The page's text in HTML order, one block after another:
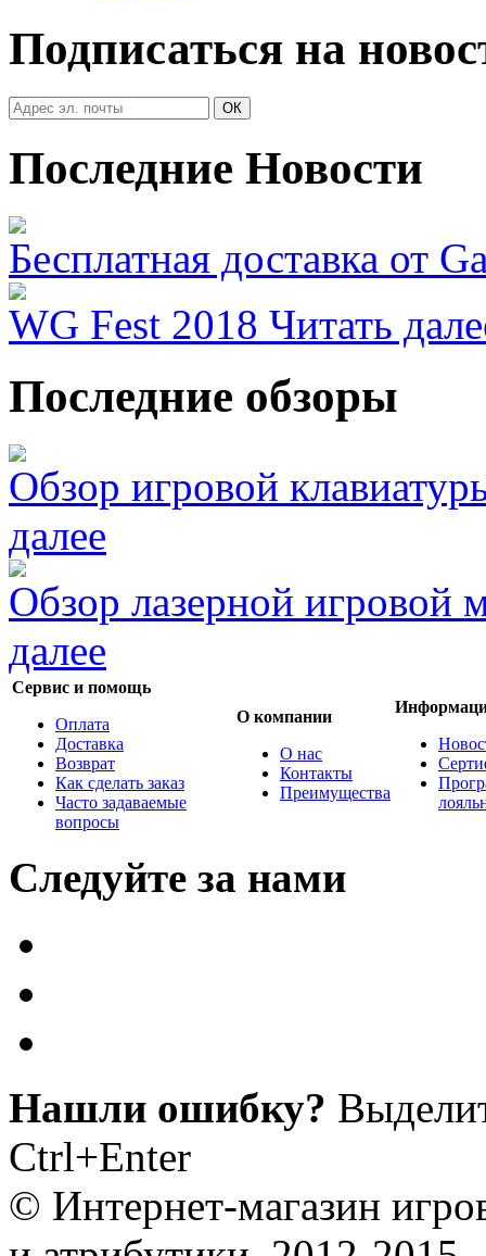
Подписаться на
Последние Новости
Бесплатная доставка от
WG Fest 2018 Читать
Последние обзоры
Обзор игровой
далее
Обзор лазерной
далее
Сервис и помощь
Оплата
Доставка
Возврат
Как сделать заказ
Часто задаваемые
вопросы
О компании
О нас
Контакты
Преимущества
Следуйте за нами
Нашли ошибку?
Ctrl+Enter
© Интернет-магазин